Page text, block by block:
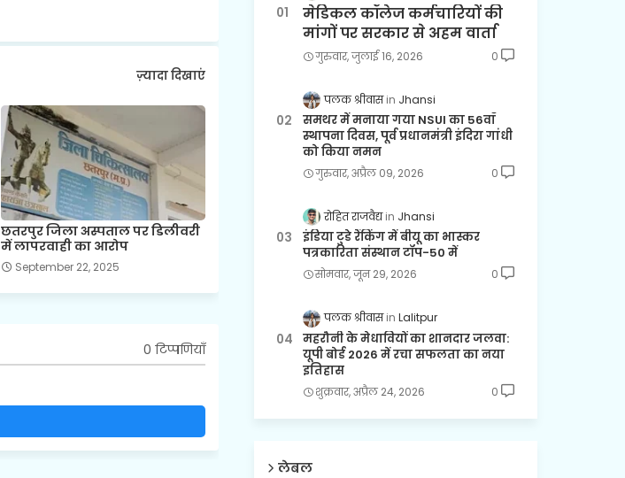
ज़्यादा दिखाएं
छतरपुर जिला अस्पताल पर डिलीवरी
में लापरवाही का आरोप
September 22, 2025
0 टिप्पणियाँ
मेडिकल कॉलेज कर्मचारियों की
मांगों पर सरकार से अहम वार्ता
गुरुवार, जुलाई 16, 2026 0
पलक श्रीवास Jhansi
समथर में मनाया गया NSUI का 56वाँ
स्थापना दिवस, पूर्व प्रधानमंत्री इंदिरा गांधी
को किया नमन
गुरुवार, अप्रैल 09, 2026 0
रोहित राजवैद्य Jhansi
इंडिया टुडे रैंकिंग में बीयू का भास्कर
पत्रकारिता संस्थान टॉप-50 में
सोमवार, जून 29, 2026 0
पलक श्रीवास Lalitpur
महरौनी के मेधावियों का शानदार जलवा:
यूपी बोर्ड 2026 में रचा सफलता का नया
इतिहास
शुक्रवार, अप्रैल 24, 2026 0
लेबल